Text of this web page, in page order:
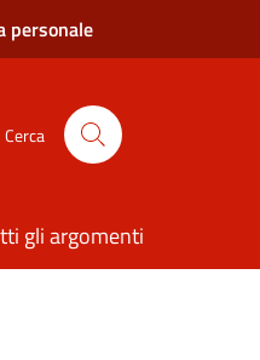
personale
Cerca
gli argomenti